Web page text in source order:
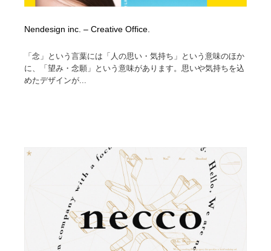
Nendesign inc. – Creative Office.
「念」という言葉には「人の思い・気持ち」という意味のほか
に、「望み・念願」という意味があります。思いや気持ちを込
めたデザインが...